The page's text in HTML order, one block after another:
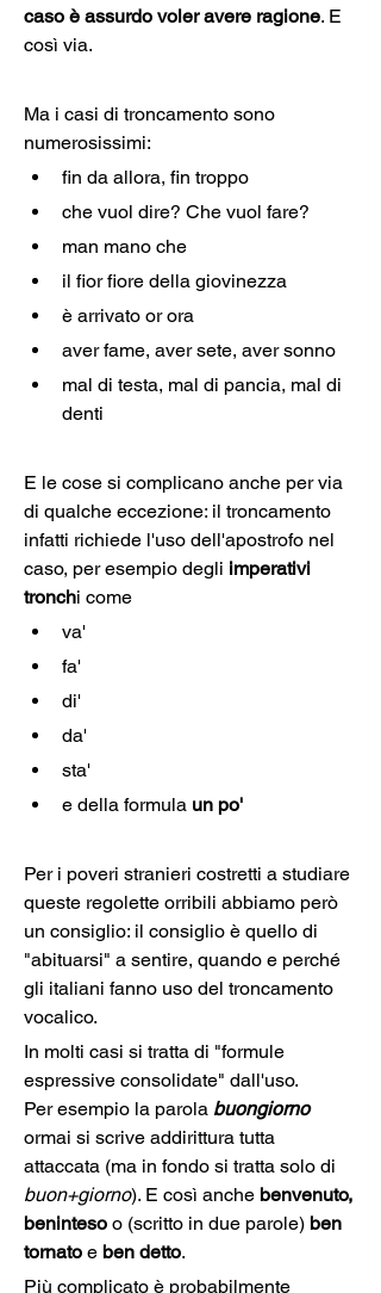
caso è assurdo voler avere ragione. E
così via.
Ma i casi di troncamento sono
numerosissimi:
fin da allora, fin troppo
che vuol dire? Che vuol fare?
man mano che
il fior fiore della giovinezza
è arrivato or ora
aver fame, aver sete, aver sonno
mal di testa, mal di pancia, mal di
denti
E le cose si complicano anche per via
di qualche eccezione: il troncamento
infatti richiede l'uso dell'apostrofo nel
caso, per esempio degli imperativi
tronchi come
va'
fa'
di'
da'
sta'
e della formula un po'
Per i poveri stranieri costretti a studiare
queste regolette orribili abbiamo però
un consiglio: il consiglio è quello di
"abituarsi" a sentire, quando e perché
gli italiani fanno uso del troncamento
vocalico.
In molti casi si tratta di "formule
espressive consolidate" dall'uso.
Per esempio la parola buongiorno
ormai si scrive addirittura tutta
attaccata (ma in fondo si tratta solo di
buon+giorno). E così anche benvenuto,
beninteso o (scritto in due parole) ben
tornato e ben detto.
Più complicato è probabilmente